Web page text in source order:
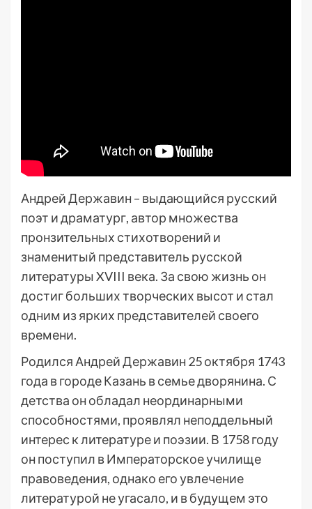
Андрей Державин – выдающийся русский
поэт и драматург, автор множества
пронзительных стихотворений и
знаменитый представитель русской
литературы XVIII века. За свою жизнь он
достиг больших творческих высот и стал
одним из ярких представителей своего
времени.
Родился Андрей Державин 25 октября 1743
года в городе Казань в семье дворянина. С
детства он обладал неординарными
способностями, проявлял неподдельный
интерес к литературе и поэзии. В 1758 году
он поступил в Императорское училище
правоведения, однако его увлечение
литературой не угасало, и в будущем это